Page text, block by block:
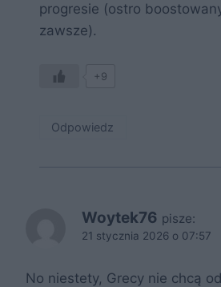
progresie (ostro
zawsze).
+9
Odpowiedz
Woytek76 pisze:
21 stycznia 2026 o 07:57
No niestety, Grecy nie chcą